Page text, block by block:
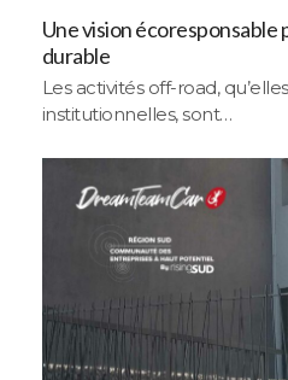
Une vision écoresponsable
durable
Les activités off-road,
institutionnelles, sont…